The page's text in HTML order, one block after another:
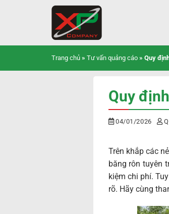
dung
Trang chủ » Tư vấn quảng cáo » Quy
Quy
04/01/2026
Trên khắp các
băng rôn tuyên
kiệm chi phí.
rõ. Hãy cùng